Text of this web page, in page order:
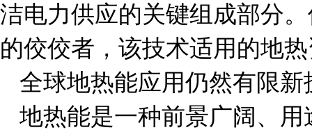
洁电力供应的关键组成部分
的佼佼者，该技术适用的地
全球地热能应用仍然有限
地热能是一种前景广阔、